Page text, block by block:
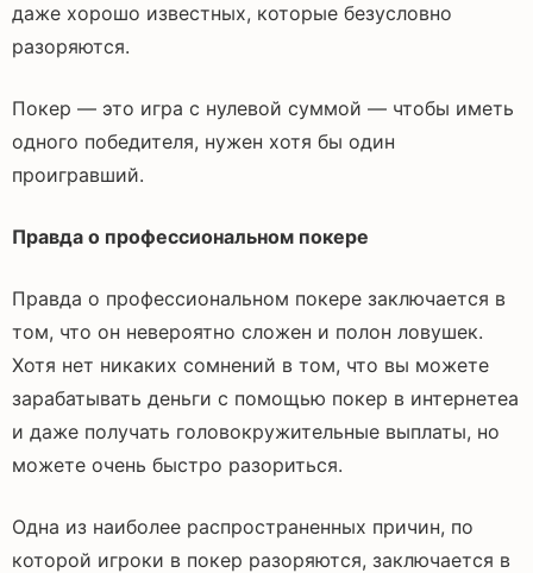
даже хорошо известных, которые безусловно
разоряются.
Покер — это игра с нулевой суммой — чтобы иметь
одного победителя, нужен хотя бы один
проигравший.
Правда о профессиональном покере
Правда о профессиональном покере заключается в
том, что он невероятно сложен и полон ловушек.
Хотя нет никаких сомнений в том, что вы можете
зарабатывать деньги с помощью покер в интернетеа
и даже получать головокружительные выплаты, но
можете очень быстро разориться.
Одна из наиболее распространенных причин, по
которой игроки в покер разоряются, заключается в